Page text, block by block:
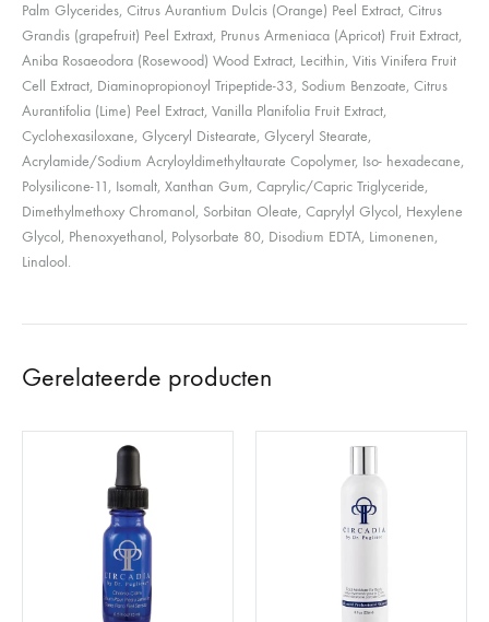
Palm Glycerides, Citrus Aurantium Dulcis (Orange) Peel Extract, Citrus
Grandis (grapefruit) Peel Extraxt, Prunus Armeniaca (Apricot) Fruit Extract,
Aniba Rosaeodora (Rosewood) Wood Extract, Lecithin, Vitis Vinifera Fruit
Cell Extract, Diaminopropionoyl Tripeptide-33, Sodium Benzoate, Citrus
Aurantifolia (Lime) Peel Extract, Vanilla Planifolia Fruit Extract,
Cyclohexasiloxane, Glyceryl Distearate, Glyceryl Stearate,
Acrylamide/Sodium Acryloyldimethyltaurate Copolymer, Iso- hexadecane,
Polysilicone-11, Isomalt, Xanthan Gum, Caprylic/Capric Triglyceride,
Dimethylmethoxy Chromanol, Sorbitan Oleate, Caprylyl Glycol, Hexylene
Glycol, Phenoxyethanol, Polysorbate 80, Disodium EDTA, Limonenen,
Linalool.
Gerelateerde producten